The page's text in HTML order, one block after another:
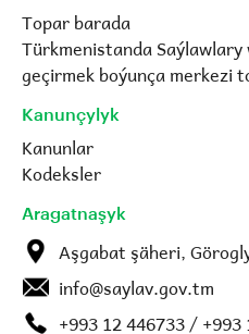
Topar barada
Türkmenistanda
geçirmek boýunça merkezi
Kanunçylyk
Kanunlar
Kodeksler
Aragatnaşyk
Aşgabat şäheri,
info@saylav.gov.tm
+993 12 446733 / +993